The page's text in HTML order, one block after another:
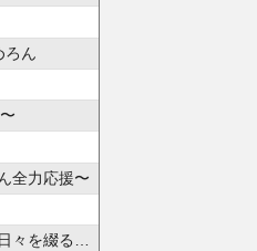
ろん
全力応援〜
綴るブログ